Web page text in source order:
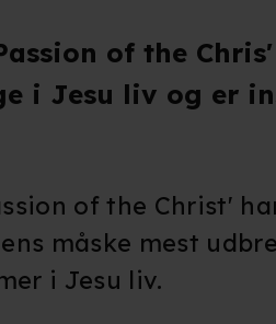
of the
i Jesu liv og er
of the Christ'
måske mest
i Jesu liv.